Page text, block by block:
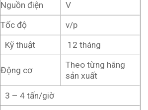
Nguồn điện
V
Tốc độ
v/p
Kỹ thuật 12 tháng
Động cơ
Theo từng hãng
sản xuất
3 – 4 tấn/giờ